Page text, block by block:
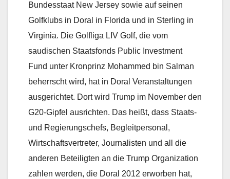
Bundesstaat New Jersey sowie auf seinen
Golfklubs in Doral in Florida und in Sterling in
Virginia. Die Golfliga LIV Golf, die vom
saudischen Staatsfonds Public Investment
Fund unter Kronprinz Mohammed bin Salman
beherrscht wird, hat in Doral Veranstaltungen
ausgerichtet. Dort wird Trump im November den
G20-Gipfel ausrichten. Das heißt, dass Staats-
und Regierungschefs, Begleitpersonal,
Wirtschaftsvertreter, Journalisten und all die
anderen Beteiligten an die Trump Organization
zahlen werden, die Doral 2012 erworben hat,